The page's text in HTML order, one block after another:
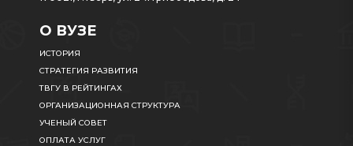
О ВУЗЕ
ИСТОРИЯ
СТРАТЕГИЯ РАЗВИТИЯ
ТВГУ В РЕЙТИНГАХ
ОРГАНИЗАЦИОННАЯ СТРУКТУРА
УЧЕНЫЙ СОВЕТ
ОПЛАТА УСЛУГ